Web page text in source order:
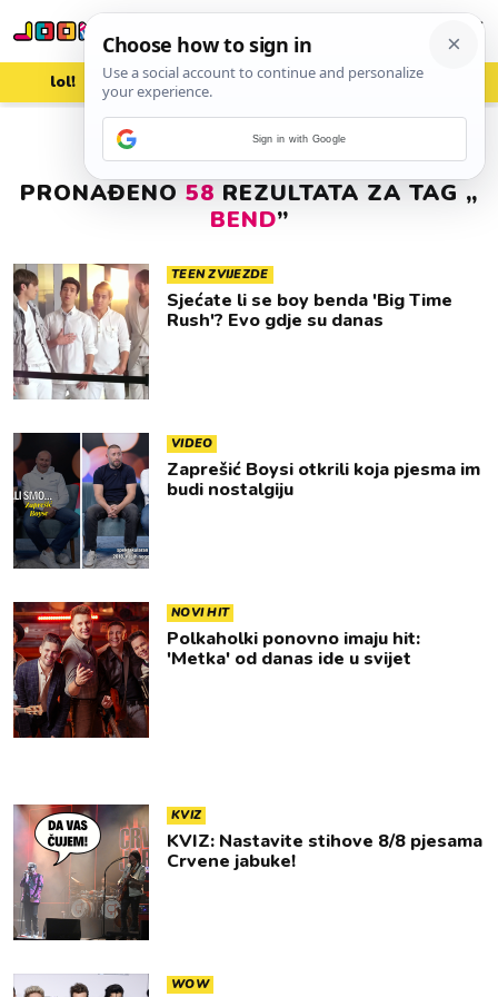
lol! aww vrh! woot?!
PRONAĐENO 58 REZULTATA ZA TAG „
BEND”
TEEN ZVIJEZDE
Sjećate li se boy benda 'Big Time
Rush'? Evo gdje su danas
VIDEO
Zaprešić Boysi otkrili koja pjesma im
budi nostalgiju
NOVI HIT
Polkaholki ponovno imaju hit:
'Metka' od danas ide u svijet
KVIZ
KVIZ: Nastavite stihove 8/8 pjesama
Crvene jabuke!
WOW
Sign in with Google